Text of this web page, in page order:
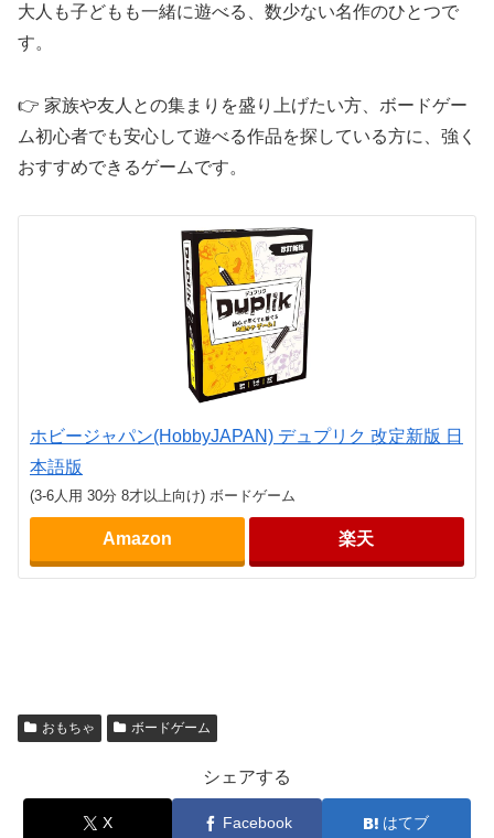
大人も子どもも一緒に遊べる、数少ない名作のひとつで
す。
👉 家族や友人との集まりを盛り上げたい方、ボードゲー
ム初心者でも安心して遊べる作品を探している方に、強く
おすすめできるゲームです。
ホビージャパン(HobbyJAPAN) デュプリク 改定新版 日
本語版
(3-6人用 30分 8才以上向け) ボードゲーム
Amazon 楽天
おもちゃ ボードゲーム
シェアする
X Facebook はてブ